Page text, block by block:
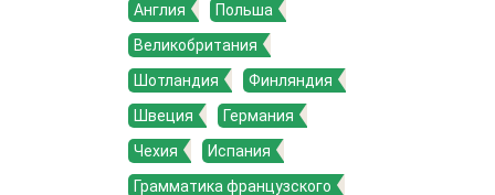
Англия
Польша
Великобритания
Шотландия
Финляндия
Швеция
Германия
Чехия
Испания
Грамматика французского